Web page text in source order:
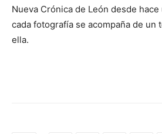
Nueva Crónica de León desde
cada fotografía se acompaña de un
ella.